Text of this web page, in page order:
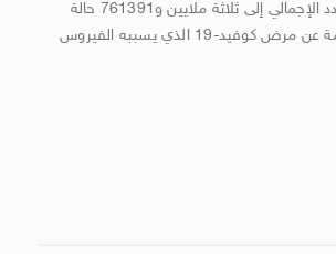
الماضية، ليرتفع العدد الإجمالي إلى ثلاثة ملايين و761391 حالة
وعدد الوفيات الناجمة عن مرض كوفيد-19 الذي يسببه الفيروس